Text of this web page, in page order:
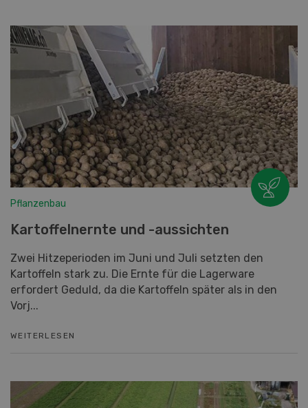
Pflanzenbau
Kartoffelnernte und -aussichten
Zwei Hitzeperioden im Juni und Juli setzten den
Kartoffeln stark zu. Die Ernte für die Lagerware
erfordert Geduld, da die Kartoffeln später als in den
Vorj...
WEITERLESEN